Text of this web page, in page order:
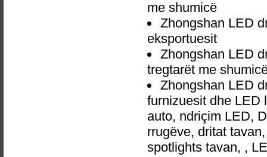
me shumicë
Zhongshan LED
eksportuesit
Zhongshan LED
tregtarët me
Zhongshan LED
furnizuesit dhe LED
auto, ndriçim LED,
rrugëve, dritat
spotlights tavan, ,